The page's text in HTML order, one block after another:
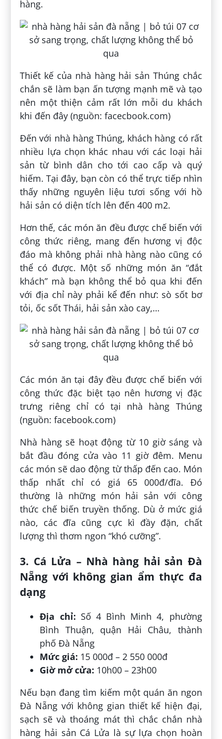
hàng.
Thiết kế của nhà hàng hải sản Thúng chắc
chắn sẽ làm bạn ấn tượng mạnh mẽ và tạo
nên một thiện cảm rất lớn mỗi du khách
khi đến đây (nguồn: facecbook.com)
Đến với nhà hàng Thúng, khách hàng có rất
nhiều lựa chọn khác nhau với các loại hải
sản từ bình dân cho tới cao cấp và quý
hiếm. Tại đây, bạn còn có thể trực tiếp nhìn
thấy những nguyên liệu tươi sống với hồ
hải sản có diện tích lên đến 400 m2.
Hơn thế, các món ăn đều được chế biến với
công thức riêng, mang đến hương vị độc
đáo mà không phải nhà hàng nào cũng có
thể có được. Một số những món ăn “đắt
khách” mà bạn không thể bỏ qua khi đến
với địa chỉ này phải kể đến như: sò sốt bơ
tỏi, ốc sốt Thái, hải sản xào cay,…
Các món ăn tại đây đều được chế biến với
công thức đặc biệt tạo nên hương vị đặc
trưng riêng chỉ có tại nhà hàng Thúng
(nguồn: facebook.com)
Nhà hàng sẽ hoạt động từ 10 giờ sáng và
bắt đầu đóng cửa vào 11 giờ đêm. Menu
các món sẽ dao động từ thấp đến cao. Món
thấp nhất chỉ có giá 65 000đ/đĩa. Đó
thường là những món hải sản với công
thức chế biến truyền thống. Dù ở mức giá
nào, các đĩa cũng cực kì đầy đặn, chất
lượng thì thơm ngon “khó cưỡng”.
3. Cá Lửa – Nhà hàng hải sản Đà
Nẵng với không gian ẩm thực đa
dạng
Địa chỉ: Số 4 Bình Minh 4, phường
Bình Thuận, quận Hải Châu, thành
phố Đà Nẵng
Mức giá: 15 000đ – 2 550 000đ
Giờ mở cửa: 10h00 – 23h00
Nếu bạn đang tìm kiếm một quán ăn ngon
Đà Nẵng với không gian thiết kế hiện đại,
sạch sẽ và thoáng mát thì chắc chắn nhà
hàng hải sản Cá Lửa là sự lựa chọn hoàn